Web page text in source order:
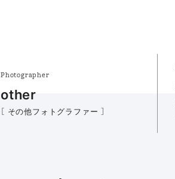
Photographer
other
［ その他フォトグラファー ］